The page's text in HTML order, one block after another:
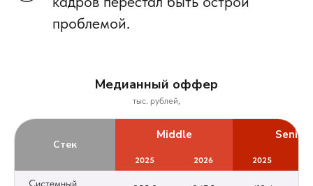
проблемой.
Медианный оффер
тыс. рублей,
Стек
Middle Senior
2025 2026 2025
Системный